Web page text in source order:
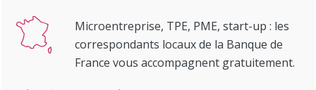
Microentreprise, TPE, PME, start-up : les
correspondants locaux de la Banque de
France vous accompagnent gratuitement.